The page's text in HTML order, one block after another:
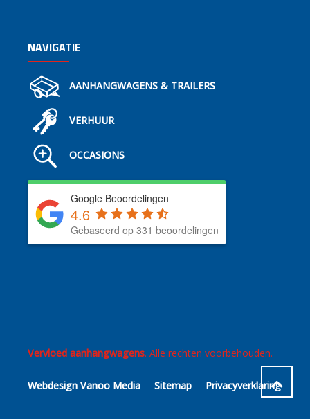
NAVIGATIE
AANHANGWAGENS & TRAILERS
VERHUUR
OCCASIONS
Google Beoordelingen
4.6
Gebaseerd op 331 beoordelingen
Vervloed aanhangwagens. Alle rechten voorbehouden.
Webdesign Vanoo Media Sitemap Privacyverklaring